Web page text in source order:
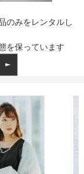
のみをレンタルし
を保っています